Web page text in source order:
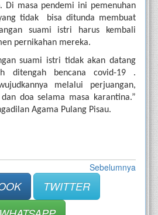
Di masa pendemi ini pemenuhan
tidak  bisa ditunda membuat
suami istri harus kembali
pernikahan mereka.
suami istri tidak akan datang
ditengah bencana covid-19 .
melalui perjuangan,
doa selama masa karantina.”
Agama Pulang Pisau.
Sebelumnya
TWITTER